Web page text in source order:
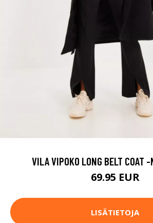
VILA VIPOKO LONG BELT COAT -
69.95 EUR
LISÄTIETOJA